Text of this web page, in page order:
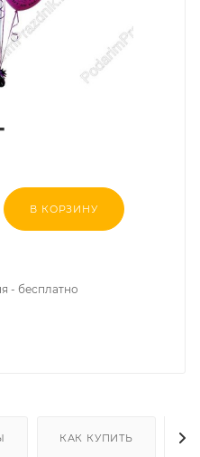
В КОРЗИНУ
- бесплатно
КАК КУПИТЬ